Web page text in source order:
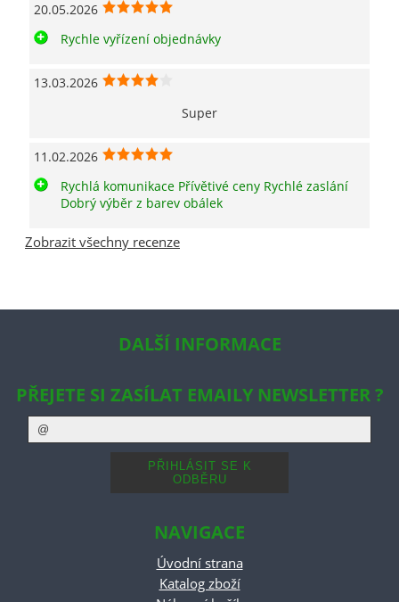
20.05.2026
Rychle vyřízení objednávky
13.03.2026
Super
11.02.2026
Rychlá komunikace Přívětivé ceny Rychlé zaslání
Dobrý výběr z barev obálek
Zobrazit všechny recenze
DALŠÍ INFORMACE
PŘEJETE SI ZASÍLAT EMAILY NEWSLETTER ?
NAVIGACE
Úvodní strana
Katalog zboží